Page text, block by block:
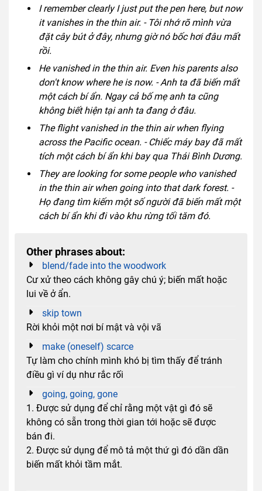
I remember clearly I just put the pen here, but now
it vanishes in the thin air. - Tôi nhớ rõ mình vừa
đặt cây bút ở đây, nhưng giờ nó bốc hơi đâu mất
rồi.
He vanished in the thin air. Even his parents also
don't know where he is now. - Anh ta đã biến mất
một cách bí ẩn. Ngay cả bố mẹ anh ta cũng
không biết hiện tại anh ta đang ở đâu.
The flight vanished in the thin air when flying
across the Pacific ocean. - Chiếc máy bay đã mất
tích một cách bí ẩn khi bay qua Thái Bình Dương.
They are looking for some people who vanished
in the thin air when going into that dark forest. -
Họ đang tìm kiếm một số người đã biến mất một
cách bí ẩn khi đi vào khu rừng tối tăm đó.
Other phrases about:
blend/fade into the woodwork
Cư xử theo cách không gây chú ý; biến mất hoặc
lui về ở ẩn.
skip town
Rời khỏi một nơi bí mật và vội vã
make (oneself) scarce
Tự làm cho chính mình khó bị tìm thấy để tránh
điều gì ví dụ như rắc rối
going, going, gone
1. Được sử dụng để chỉ rằng một vật gì đó sẽ
không có sẵn trong thời gian tới hoặc sẽ được
bán đi.
2. Được sử dụng để mô tả một thứ gì đó dần dần
biến mất khỏi tầm mắt.